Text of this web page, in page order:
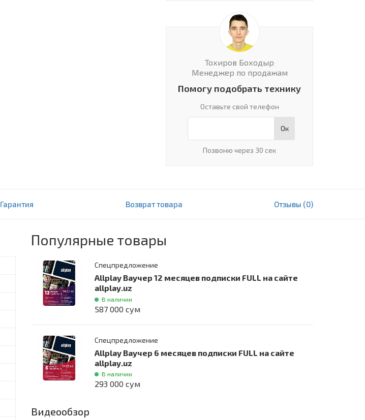
Тохиров Боходыр
Менеджер по продажам
Помогу подобрать технику
Оставьте свой телефон
Ок
Позвоню через 30 сек
14 891 000 сум В корзину
Гарантия Возврат товара Отзывы (0)
Популярные товары
Спецпредложение
Allplay Ваучер 12 месяцев подписки FULL на сайте
allplay.uz
В наличии
587 000 сум
Спецпредложение
Allplay Ваучер 6 месяцев подписки FULL на сайте
allplay.uz
В наличии
293 000 сум
Видеообзор